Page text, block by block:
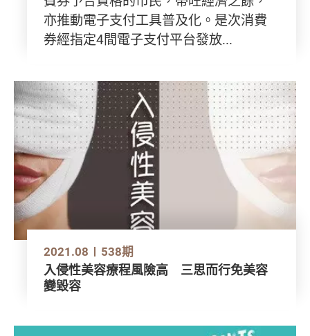
亦推動電子支付工具普及化。是次消費
券經指定4間電子支付平台發放...
2021.08 538期
入侵性美容療程風險高 三思而行免美容
變毀容